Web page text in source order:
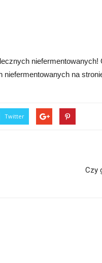
na
Twitter
Czy